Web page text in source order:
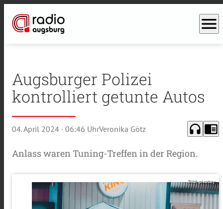
menu
Augsburger Polizei
kontrolliert getunte Autos
04. April 2024 · 06:46 UhrVeronika Götz headphones chrome_reader_mode
Anlass waren Tuning-Treffen in der Region.
Bild: pixabay